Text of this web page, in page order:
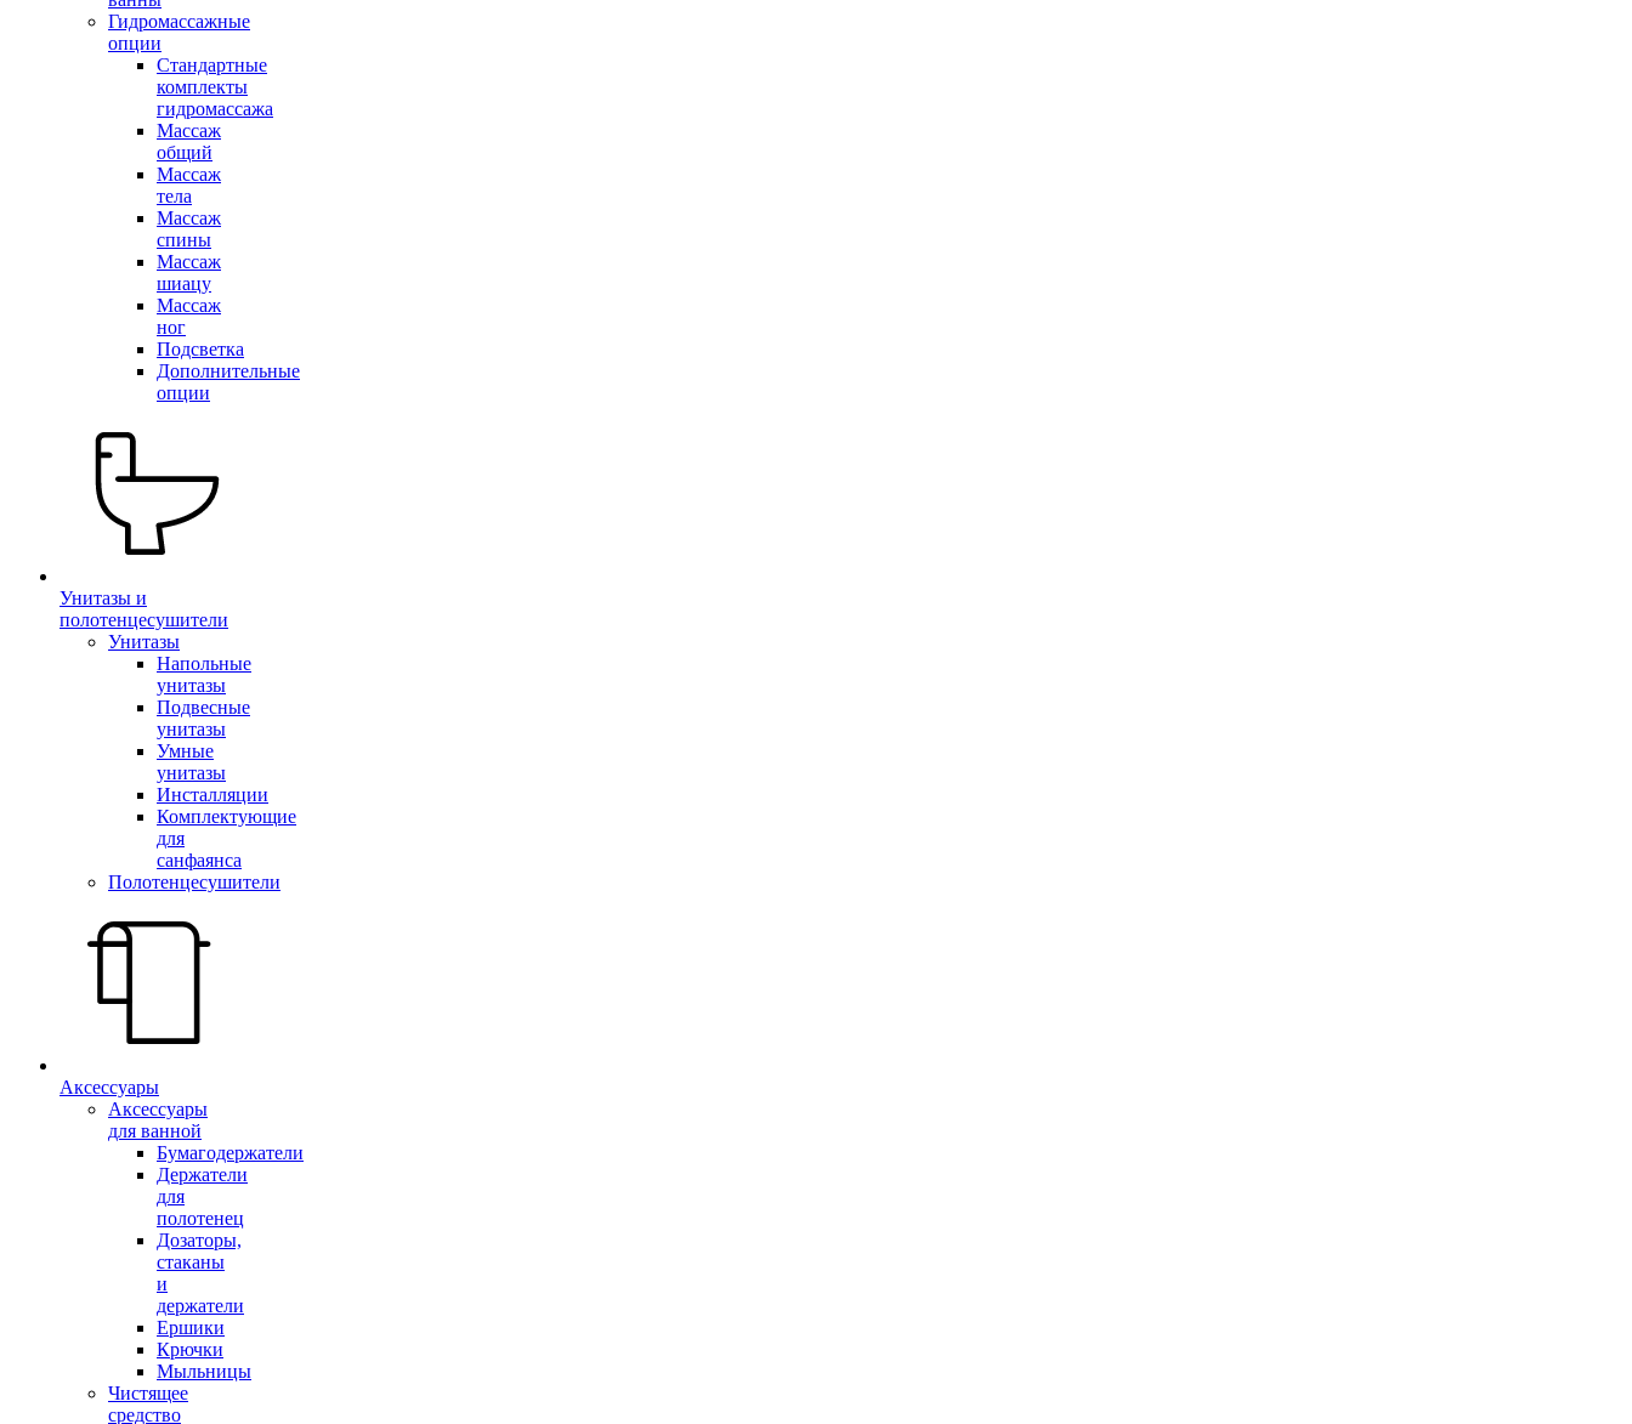
Гидромассажные
опции
Стандартные
комплекты
гидромассажа
Массаж
общий
Массаж
тела
Массаж
спины
Массаж
шиацу
Массаж
ног
Подсветка
Дополнительные
опции
Унитазы и
полотенцесушители
Унитазы
Напольные
унитазы
Подвесные
унитазы
Умные
унитазы
Инсталляции
Комплектующие
для
санфаянса
Полотенцесушители
Аксессуары
Аксессуары
для ванной
Бумагодержатели
Держатели
для
полотенец
Дозаторы,
стаканы
и
держатели
Ершики
Крючки
Мыльницы
Чистящее
средство